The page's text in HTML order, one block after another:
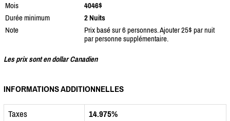
Mois
4046$
Durée minimum
2 Nuits
Note
Prix basé sur 6 personnes. Ajouter 25$ par nuit
par personne supplémentaire.
Les prix sont en dollar Canadien
INFORMATIONS ADDITIONNELLES
Taxes
14.975%